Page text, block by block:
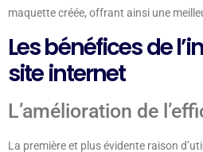
maquette créée, offrant ainsi une
Les bénéfices de
site internet
L’amélioration de
La première et plus évidente raison